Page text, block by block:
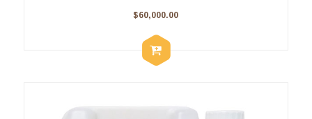
$60,000.00